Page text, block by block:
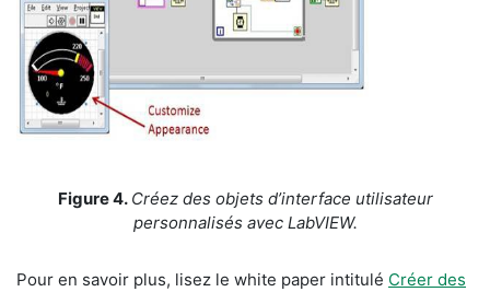
Figure 4. Créez des objets d’interface utilisateur
personnalisés avec LabVIEW.
Pour en savoir plus, lisez le white paper intitulé Créer des